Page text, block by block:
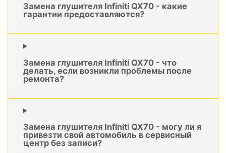
Замена глушителя Infiniti QX70 - какие
гарантии предоставляются?
Замена глушителя Infiniti QX70 - что
делать, если возникли проблемы после
ремонта?
Замена глушителя Infiniti QX70 - могу ли я
привезти свой автомобиль в сервисный
центр без записи?